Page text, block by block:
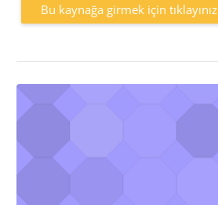
Bu kaynağa girmek için tıklayınız